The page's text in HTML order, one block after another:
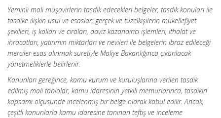
Yeminli mali müşavirlerin tasdik edecekleri belgeler, tasdik konuları ile
tasdike ilişkin usul ve esaslar; gerçek ve tüzelkişilerin mükellefiyet
şekilleri, iş kolları ve ciroları, döviz kazandırıcı işlemleri, ithalat ve
ihracatları, yatırımın miktarları ve nevileri ile belgelerin ibraz edileceği
merciler esas alınmak suretiyle Maliye Bakanlığınca çıkarılacak
yönetmeliklerle belirlenir.
Kanunları gereğince, kamu kurum ve kuruluşlarına verilen tasdik
edilmiş mali tablolar, kamu idaresinin yetkili memurlarınca, tasdikin
kapsamı ölçüsünde incelenmiş bir belge olarak kabul edilir. Ancak,
çeşitli kanunlarla kamu idaresine tanınan teftiş ve inceleme